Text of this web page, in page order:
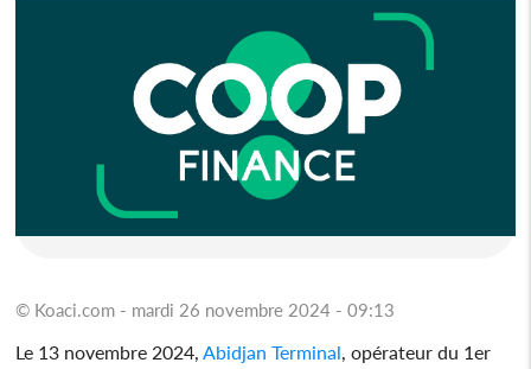
© Koaci.com - mardi 26 novembre 2024 - 09:13
Le 13 novembre 2024, Abidjan Terminal , opérateur du 1er